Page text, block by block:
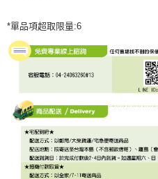
*單品項超取限量:6